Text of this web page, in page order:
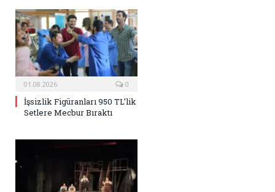
01.08.2026 0
İşsizlik Figüranları 950 TL’lik
Setlere Mecbur Bıraktı